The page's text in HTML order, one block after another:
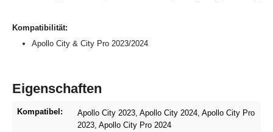
Kompatibilität:
Apollo City & City Pro 2023/2024
Eigenschaften
Kompatibel: Apollo City 2023 , Apollo City 2024 , Apollo City Pro
2023 , Apollo City Pro 2024